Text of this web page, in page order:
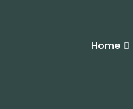
Home